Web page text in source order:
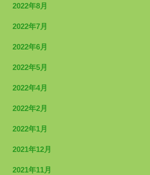
2022年8月
2022年7月
2022年6月
2022年5月
2022年4月
2022年2月
2022年1月
2021年12月
2021年11月